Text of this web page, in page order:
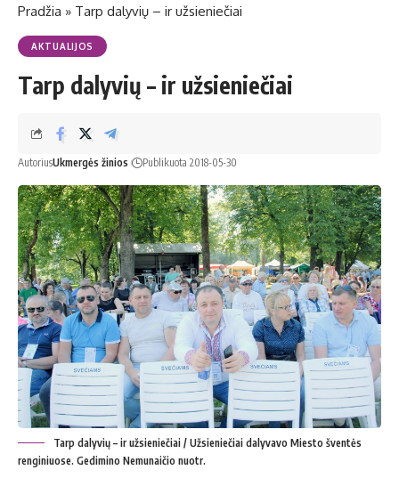
Pradžia » Tarp dalyvių – ir užsieniečiai
AKTUALIJOS
Tarp dalyvių – ir užsieniečiai
AutoriusUkmergės žinios Publikuota 2018-05-30
Tarp dalyvių – ir užsieniečiai / Užsieniečiai dalyvavo Miesto šventės
renginiuose. Gedimino Nemunaičio nuotr.